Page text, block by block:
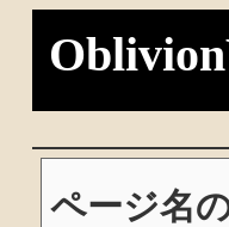
ページ名